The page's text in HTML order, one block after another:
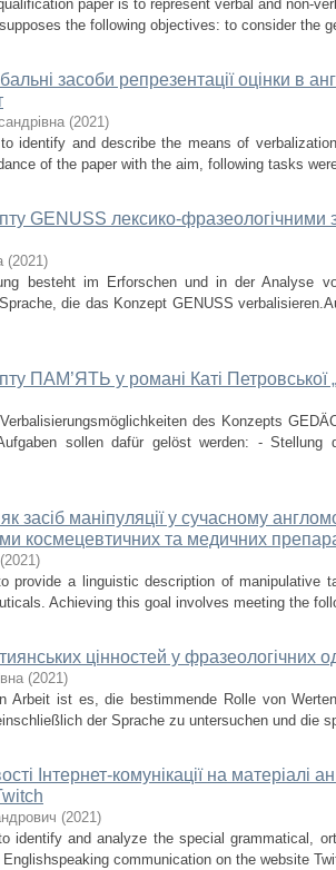
paper is to represent verbal and non-
the following objectives: to consider the
засоби репрезентації оцінки в
(2021)
identify and describe the means of
of the paper with the aim, following tasks
GENUSS лексико-фразеологічними
(2021)
besteht im Erforschen und in der Analyse
die das Konzept GENUSS
ПАМ’ЯТЬ у романі Каті Петровської
des Konzepts
sollen dafür gelöst werden: -
засіб маніпуляції у сучасному
космецевтичних та медичних
(2021)
provide a linguistic description of manipulative
Achieving this goal involves meeting the
цінностей у фразеологічних
(2021)
Arbeit ist es, die bestimmende Rolle von
der Sprache zu untersuchen und die
Інтернет-комунікації на матеріалі
(2021)
identify and analyze the special grammatical,
communication on the website